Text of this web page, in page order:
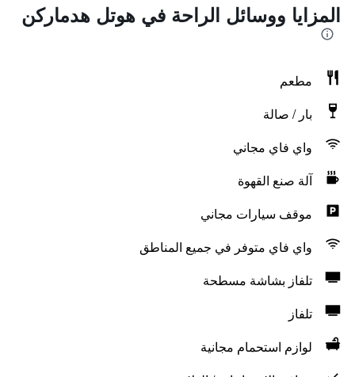
المزايا ووسائل الراحة في هوتل هدماركن
مطعم
بار / صالة
واي فاي مجاني
آلة صنع القهوة
موقف سيارات مجاني
واي فاي متوفر في جميع المناطق
تلفاز بشاشة مسطحة
تلفاز
لوازم استحمام مجانية